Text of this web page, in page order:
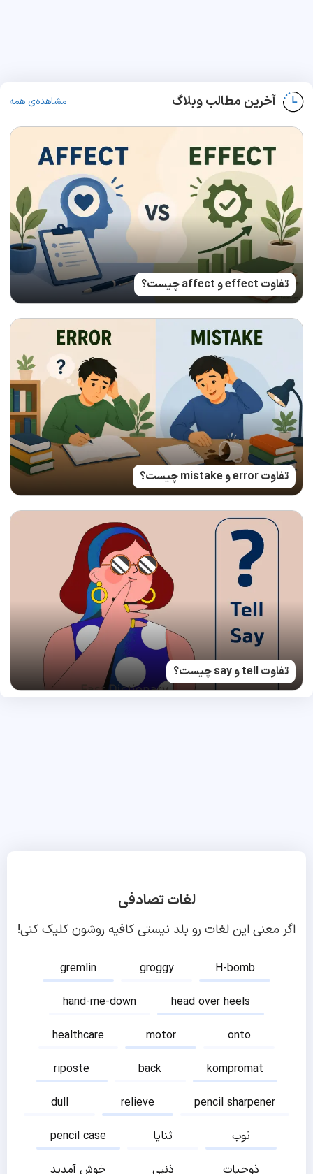
آخرین مطالب وبلاگ مشاهده‌ی همه
تفاوت effect و affect چیست؟
تفاوت error و mistake چیست؟
تفاوت tell و say چیست؟
لغات تصادفی
اگر معنی این لغات رو بلد نیستی کافیه روشون کلیک کنی!
gremlin groggy
H-bomb
hand-me-down
head over heels
healthcare
motor
onto
riposte
back
kompromat
dull
relieve
pencil sharpener
pencil case
ثنایا
ثوب
خوش آمدید
ذنبی
ذوحیات